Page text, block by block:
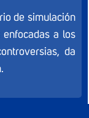
de simulación
a los
da